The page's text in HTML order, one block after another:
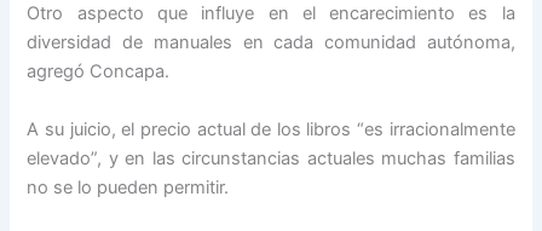
Otro aspecto que influye en el encarecimiento es la
diversidad de manuales en cada comunidad autónoma,
agregó Concapa.
A su juicio, el precio actual de los libros “es irracionalmente
elevado”, y en las circunstancias actuales muchas familias
no se lo pueden permitir.